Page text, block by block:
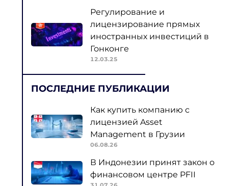
Регулирование и
лицензирование прямых
иностранных инвестиций в
Гонконге
12.03.25
ПОСЛЕДНИЕ ПУБЛИКАЦИИ
Как купить компанию с
лицензией Asset
Management в Грузии
06.08.26
В Индонезии принят закон о
финансовом центре PFII